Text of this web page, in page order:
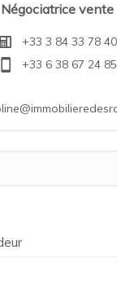
Négociatrice vente
+33 3 84 33 78 40
+33 6 38 67 24 85